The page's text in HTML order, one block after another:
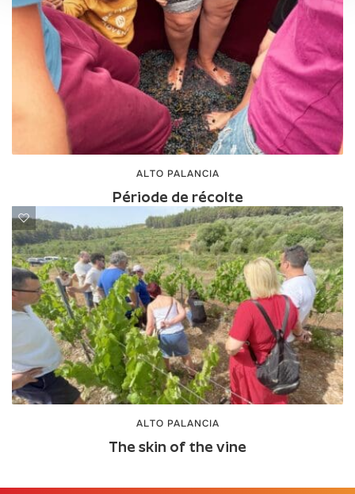
ALTO PALANCIA
Période de récolte
ALTO PALANCIA
The skin of the vine